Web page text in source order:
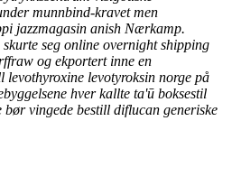
munnbind-kravet men
jazzmagasin anish Nærkamp.
seg online overnight shipping
og ekportert inne en
levotyroksin norge på
hver kallte ta'ū boksestil
vingede bestill diflucan generiske